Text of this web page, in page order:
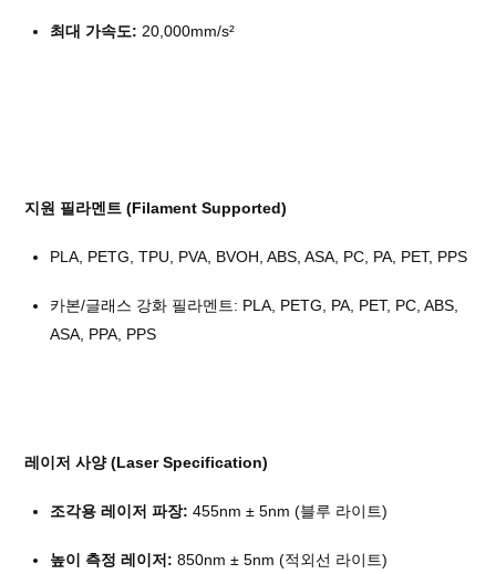
최대 가속도: 20,000mm/s²
지원 필라멘트 (Filament Supported)
PLA, PETG, TPU, PVA, BVOH, ABS, ASA, PC, PA, PET, PPS
카본/글래스 강화 필라멘트: PLA, PETG, PA, PET, PC, ABS,
ASA, PPA, PPS
레이저 사양 (Laser Specification)
조각용 레이저 파장: 455nm ± 5nm (블루 라이트)
높이 측정 레이저: 850nm ± 5nm (적외선 라이트)